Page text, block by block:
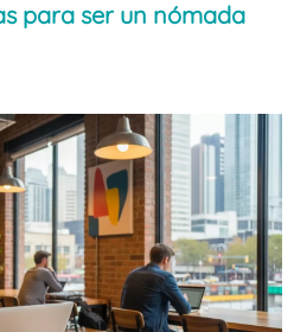
para ser un nómada